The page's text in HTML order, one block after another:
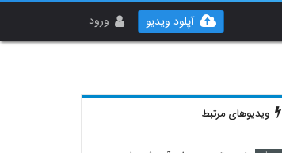
ورود آپلود ویدیو
ویدیوهای مرتبط